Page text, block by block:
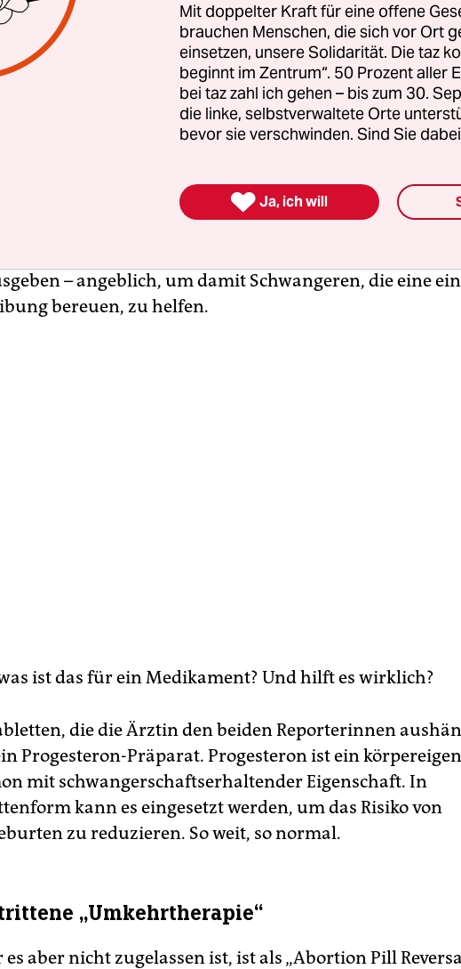
Ärztin hat geantwortet, man könne versuchen, diese
rückgängig zu machen. Mit den Tabletten, die sie
Ohne ein Rezept, ohne eine Untersuchung, ohne
Aufklärung – ja sogar ohne Überprüfung, ob die
wie weit Abtreibungsgegner gehen­, um Abbrüche zu
– angeblich, um damit Schwangeren, die eine
bereuen, zu helfen.
ist das für ein Medikament? Und hilft es wirklich?
die die Ärztin den beiden Reporterinnen
Progesteron-Präparat. Progesteron ist ein
mit schwangerschaftserhaltender Eigenschaft. In
kann es eingesetzt werden, um das Risiko von
zu reduzieren. So weit, so normal.
„Umkehrtherapie“
es aber nicht zugelassen ist, ist als „Abortion Pill
Mit doppelter Kraft für eine offene
brauchen Menschen, die sich vor Ort
einsetzen, unsere Solidarität. Die taz
beginnt im Zentrum“. 50 Prozent aller
bei taz zahl ich gehen – bis zum 30.
die linke, selbstverwaltete Orte
bevor sie verschwinden. Sind Sie
 Ja, ich will